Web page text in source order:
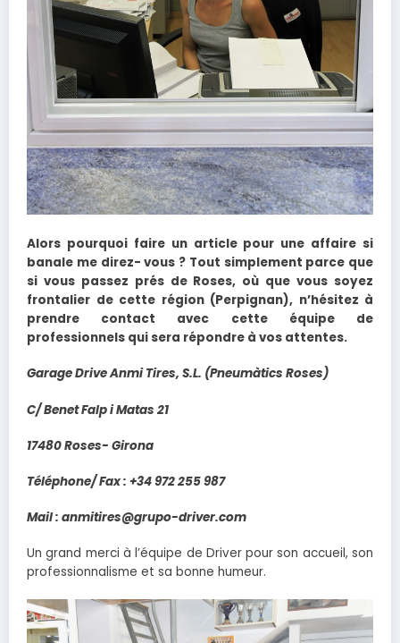
Alors pourquoi faire un article pour une affaire si
banale me direz- vous ? Tout simplement parce que
si vous passez prés de Roses, où que vous soyez
frontalier de cette région (Perpignan), n’hésitez à
prendre contact avec cette équipe de
professionnels qui sera répondre à vos attentes.
Garage Drive Anmi Tires, S.L. (Pneumàtics Roses)
C/ Benet Falp i Matas 21
17480 Roses- Girona
Téléphone/ Fax : +34 972 255 987
Mail : anmitires@grupo-driver.com
Un grand merci à l’équipe de Driver pour son accueil, son
professionnalisme et sa bonne humeur.